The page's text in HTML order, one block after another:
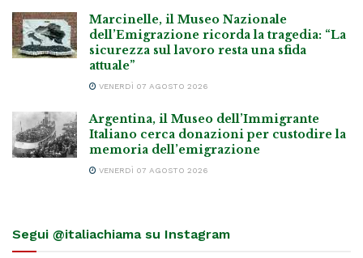
Marcinelle, il Museo Nazionale
dell’Emigrazione ricorda la tragedia: “La
sicurezza sul lavoro resta una sfida
attuale”
VENERDÌ 07 AGOSTO 2026
Argentina, il Museo dell’Immigrante
Italiano cerca donazioni per custodire la
memoria dell’emigrazione
VENERDÌ 07 AGOSTO 2026
Segui @italiachiama su Instagram